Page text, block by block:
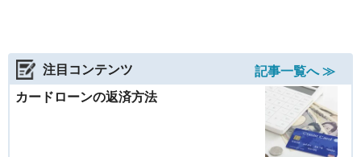
注目コンテンツ
記事一覧へ ≫
カードローンの返済方法